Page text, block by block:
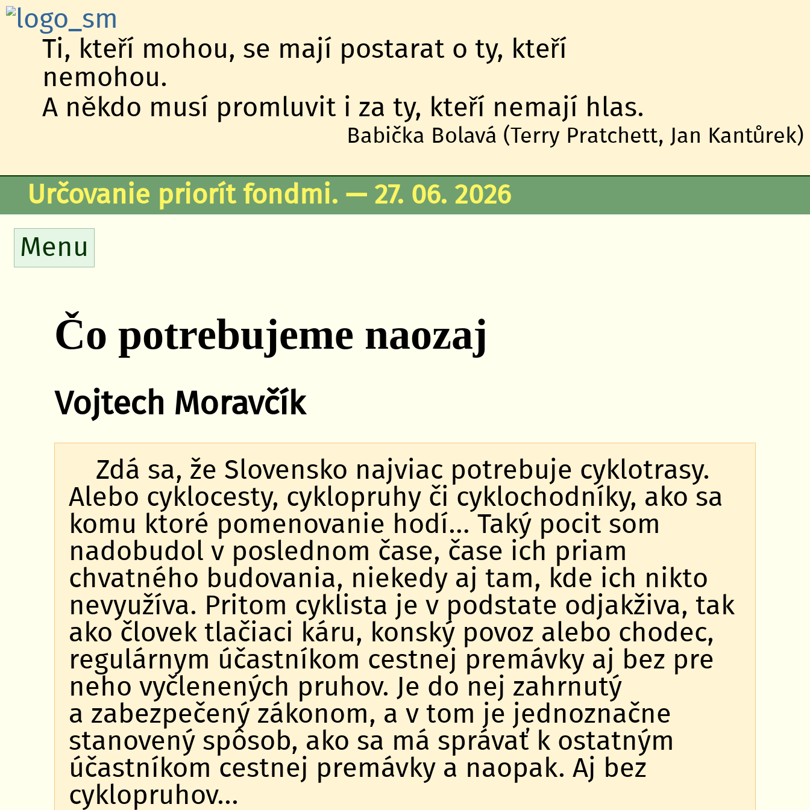
Ti, kteří mohou, se mají postarat o ty, kteří
nemohou.
A někdo musí promluvit i za ty, kteří nemají hlas.
Babička Bolavá (Terry Pratchett, Jan Kantůrek)
Určovanie priorít fondmi. — 27. 06. 2026
Menu
Čo potrebujeme naozaj
Vojtech Moravčík
Zdá sa, že Slovensko najviac potrebuje cyklotrasy.
Alebo cyklocesty, cyklopruhy či cyklochodníky, ako sa
komu ktoré pomenovanie hodí… Taký pocit som
nadobudol v poslednom čase, čase ich priam
chvatného budovania, niekedy aj tam, kde ich nikto
nevyužíva. Pritom cyklista je v podstate odjakživa, tak
ako človek tlačiaci káru, konský povoz alebo chodec,
regulárnym účastníkom cestnej premávky aj bez pre
neho vyčlenených pruhov. Je do nej zahrnutý
a zabezpečený zákonom, a v tom je jednoznačne
stanovený spôsob, ako sa má správať k ostatným
účastníkom cestnej premávky a naopak. Aj bez
cyklopruhov...